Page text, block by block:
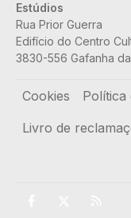
Estúdios
Rua Prior Guerra
Edifício do Centro
3830-556 Gafanha
Rodapé
Cookies
Política
Livro de